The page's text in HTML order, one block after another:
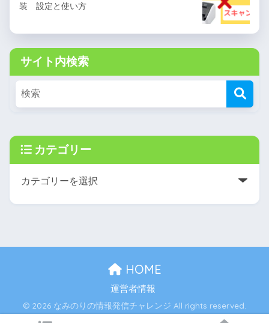
装 設定と使い方
サイト内検索
カテゴリー
HOME
運営者情報
© 2026 なみのりの情報発信チャレンジ All rights reserved.